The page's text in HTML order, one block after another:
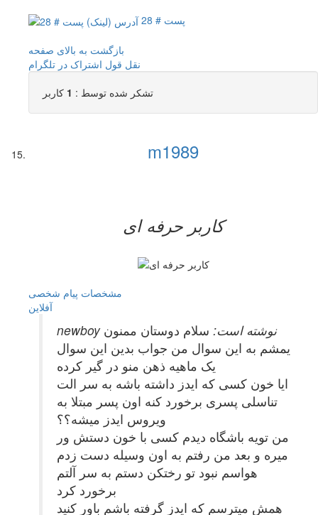
پست # 28
بازگشت به بالای صفحه
نقل قول اشتراک در تلگرام
تشکر شده توسط : 1 کاربر
m1989
کاربر حرفه ای
مشخصات پیام شخصی
آفلاين
newboy نوشته است: سلام دوستان ممنون
یمشم به این سوال من جواب بدین این سوال
یک ماهیه ذهن منو در گیر کرده
ایا خون کسی که ایدز داشته باشه به سر الت
تناسلی پسری برخورد کنه اون پسر مبتلا به
ویروس ایدز میشه؟؟
من تویه باشگاه دیدم کسی با خون دستش ور
میره و بعد من رفتم به اون وسیله دست زدم
هواسم نبود تو رختکن دستم به سر آلتم
برخورد کرد
همش میترسم که ایدز گرفته باشم باور کنید